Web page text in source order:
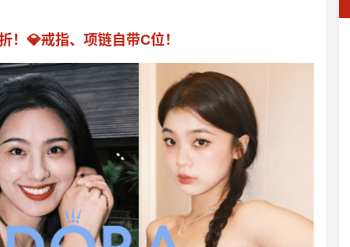
💎戒指、项链自带C位！